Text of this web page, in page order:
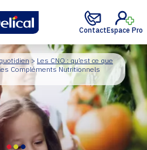
ContactEspace Pro
> Les CNO : qu’est ce que
Compléments Nutritionnels